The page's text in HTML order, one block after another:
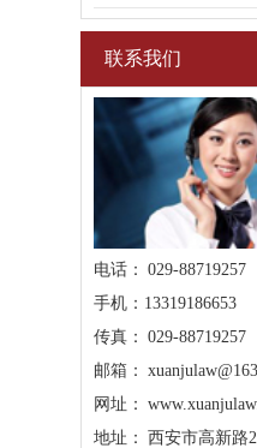
联系我们
电话： 029-88719257
手机：13319186653
传真： 029-88719257
邮箱：
网址：
地址： 西安市高新路